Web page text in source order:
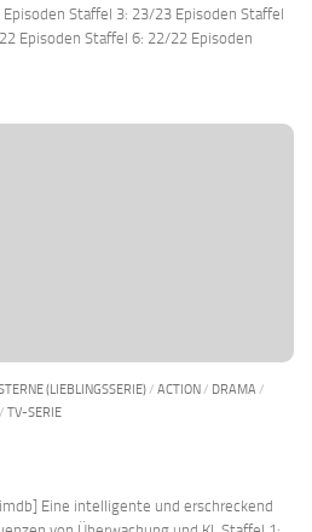
Staffel 3: 23/23 Episoden Staffel
Episoden Staffel 6: 22/22 Episoden
(LIEBLINGSSERIE) / ACTION / DRAMA /
/ TV-SERIE
Eine intelligente und erschreckend